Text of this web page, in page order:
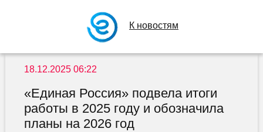
К новостям
18.12.2025 06:22
«Единая Россия» подвела итоги
работы в 2025 году и обозначила
планы на 2026 год